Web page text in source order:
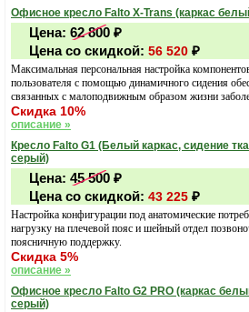
Офисное кресло Falto X-Trans (каркас
Цена: 62 800 ₽
Цена со скидкой: 56 520 ₽
Максимальная персональная настройка
пользователя с помощью динамичного сидения
связанных с малоподвижным образом жизни
Скидка 10%
описание »
Кресло Falto G1 (Белый каркас, сидение
серый)
Цена: 45 500 ₽
Цена со скидкой: 43 225 ₽
Настройка конфигурации под анатомические
нагрузку на плечевой пояс и шейный отдел
поясничную поддержку.
Скидка 5%
описание »
Офисное кресло Falto G2 PRO (каркас
серый)